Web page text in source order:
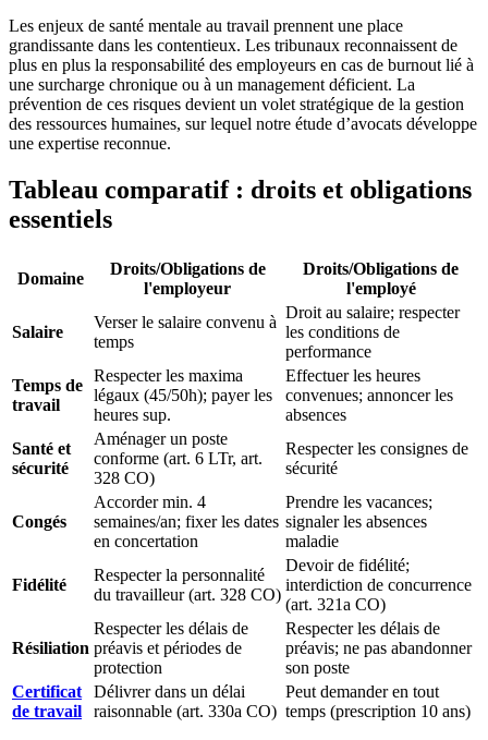
Les enjeux de santé mentale au travail prennent une place
grandissante dans les contentieux. Les tribunaux reconnaissent de
plus en plus la responsabilité des employeurs en cas de burnout lié à
une surcharge chronique ou à un management déficient. La
prévention de ces risques devient un volet stratégique de la gestion
des ressources humaines, sur lequel notre étude d’avocats développe
une expertise reconnue.
Tableau comparatif : droits et obligations
essentiels
Domaine
Droits/Obligations de
l'employeur
Droits/Obligations de
l'employé
Salaire
Verser le salaire convenu à
temps
Droit au salaire; respecter
les conditions de
performance
Temps de
travail
Respecter les maxima
légaux (45/50h); payer les
heures sup.
Effectuer les heures
convenues; annoncer les
absences
Santé et
sécurité
Aménager un poste
conforme (art. 6 LTr, art.
328 CO)
Respecter les consignes de
sécurité
Congés
Accorder min. 4
semaines/an; fixer les dates
en concertation
Prendre les vacances;
signaler les absences
maladie
Fidélité
Respecter la personnalité
du travailleur (art. 328 CO)
Devoir de fidélité;
interdiction de concurrence
(art. 321a CO)
Résiliation
Respecter les délais de
préavis et périodes de
protection
Respecter les délais de
préavis; ne pas abandonner
son poste
Certificat
de travail
Délivrer dans un délai
raisonnable (art. 330a CO)
Peut demander en tout
temps (prescription 10 ans)